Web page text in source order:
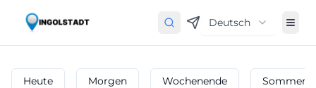
Deutsch
Heute Morgen Wochenende